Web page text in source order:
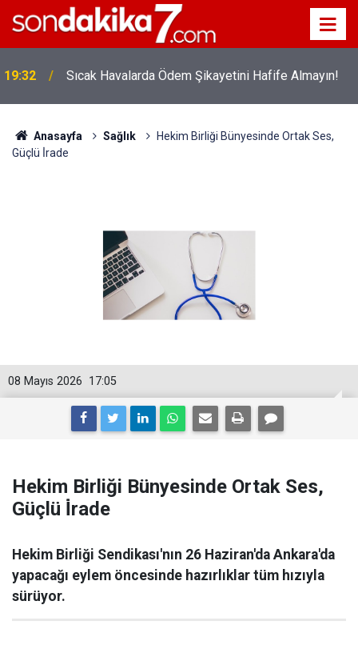
Sıcak Havalarda Ödem Şikayetini Hafife Almayın!
12:56 İ̇zmir 112’de Kan Donduran İ̇ddialar!
Anasayfa Sağlık
Hekim Birliği Bünyesinde Ortak Ses,
Güçlü İ̇rade
17:05
08 Mayıs 2026
Hekim Birliği Bünyesinde Ortak Ses,
Güçlü İ̇rade
Hekim Birliği Sendikası'nın 26 Haziran'da Ankara'da
yapacağı eylem öncesinde hazırlıklar tüm hızıyla
sürüyor.